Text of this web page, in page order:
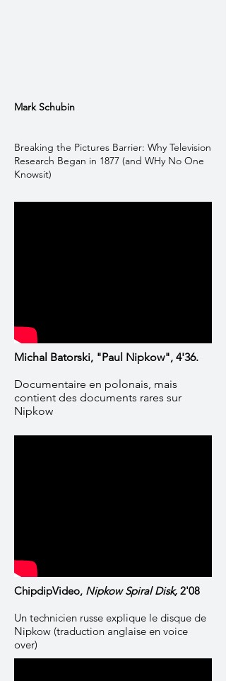
Mark Schubin
Breaking the Pictures Barrier: Why Television
Research Began in 1877 (and WHy No One
Knowsit)
Michal Batorski, "Paul Nipkow", 4'36.
Documentaire en polonais, mais
contient des documents rares sur
Nipkow
ChipdipVideo, Nipkow Spiral Disk, 2'08
Un technicien russe explique le disque de
Nipkow (traduction anglaise en voice
over)